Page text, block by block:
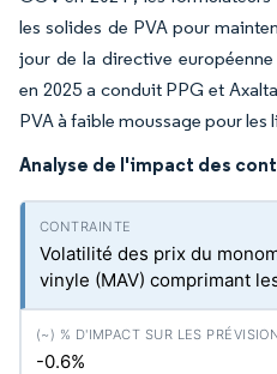
les solides de PVA pour
jour de la directive
en 2025 a conduit PPG et
PVA à faible moussage pour
Analyse de l'impact des
Volatilité des prix du
vinyle (MAV) comprimant
-0.6%